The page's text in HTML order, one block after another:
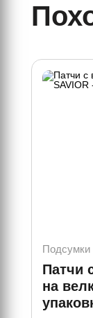
Подсумки
Патчи
на